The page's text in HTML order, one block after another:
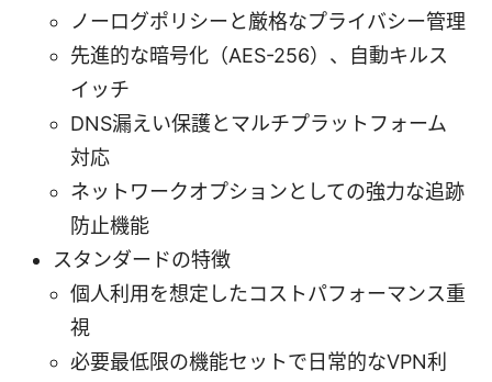
ノーログポリシーと厳格なプライバシー管理
先進的な暗号化（AES-256）、自動キルス
イッチ
DNS漏えい保護とマルチプラットフォーム
対応
ネットワークオプションとしての強力な追跡
防止機能
スタンダードの特徴
個人利用を想定したコストパフォーマンス重
視
必要最低限の機能セットで日常的なVPN利